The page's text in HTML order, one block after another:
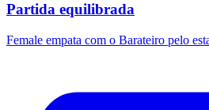
Partida equilibrada
Female empata com o Barateiro pelo